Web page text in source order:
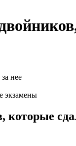
экзамены
которые